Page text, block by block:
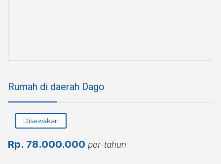
Rumah di daerah Dago
Disewakan
Rp. 78.000.000 per-tahun